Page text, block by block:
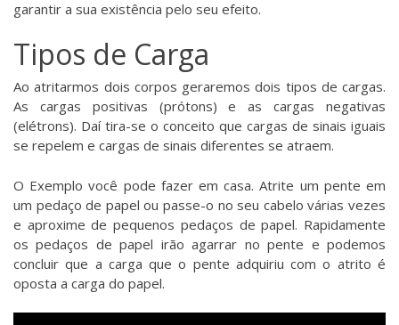
garantir a sua existência pelo seu efeito.
Tipos de Carga
Ao atritarmos dois corpos geraremos dois tipos de cargas.
As cargas positivas (prótons) e as cargas negativas
(elétrons). Daí tira-se o conceito que cargas de sinais iguais
se repelem e cargas de sinais diferentes se atraem.
O Exemplo você pode fazer em casa. Atrite um pente em
um pedaço de papel ou passe-o no seu cabelo várias vezes
e aproxime de pequenos pedaços de papel. Rapidamente
os pedaços de papel irão agarrar no pente e podemos
concluir que a carga que o pente adquiriu com o atrito é
oposta a carga do papel.